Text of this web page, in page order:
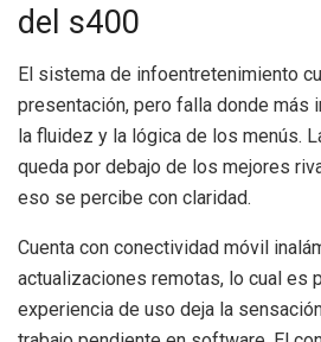
del s400
El sistema de infoentretenimiento
presentación, pero falla donde más
la fluidez y la lógica de los menús.
queda por debajo de los mejores
eso se percibe con claridad.
Cuenta con conectividad móvil
actualizaciones remotas, lo cual es
experiencia de uso deja la